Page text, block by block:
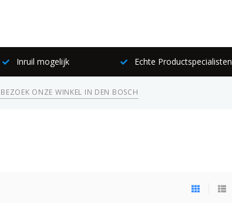
Inruil mogelijk Echte Productspecialisten
BEZOEK ONZE WINKEL IN DEN BOSCH